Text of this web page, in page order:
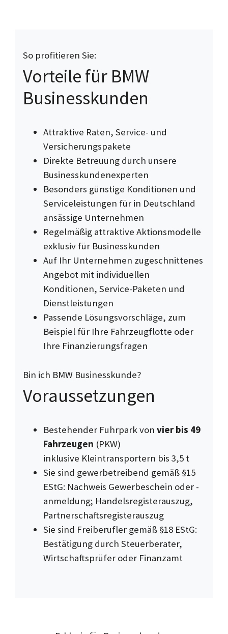
Vorteile für BMW
Businesskunden
So profitieren Sie:
Attraktive Raten, Service- und
Versicherungspakete
Direkte Betreuung durch unsere
Businesskundenexperten
Besonders günstige Konditionen und
Serviceleistungen für in Deutschland
ansässige Unternehmen
Regelmäßig attraktive Aktionsmodelle
exklusiv für Businesskunden
Auf Ihr Unternehmen zugeschnittenes
Angebot mit individuellen
Konditionen, Service-Paketen und
Dienstleistungen
Passende Lösungsvorschläge, zum
Beispiel für Ihre Fahrzeugflotte oder
Ihre Finanzierungsfragen
Voraussetzungen
Bin ich BMW Businesskunde?
Bestehender Fuhrpark von vier bis 49
Fahrzeugen (PKW)
inklusive Kleintransportern bis 3,5 t
Sie sind gewerbetreibend gemäß §15
EStG: Nachweis Gewerbeschein oder -
anmeldung; Handelsregisterauszug,
Partnerschaftsregisterauszug
Sie sind Freiberufler gemäß §18 EStG:
Bestätigung durch Steuerberater,
Wirtschaftsprüfer oder Finanzamt